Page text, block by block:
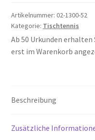
Artikelnummer: 02-1300-52
Kategorie: Tischtennis
Ab 50 Urkunden
erst im Warenkorb
Beschreibung
Zusätzliche